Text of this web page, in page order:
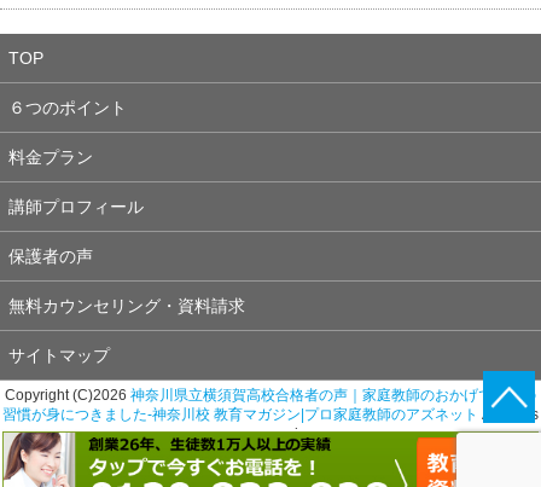
TOP
６つのポイント
料金プラン
講師プロフィール
保護者の声
無料カウンセリング・資料請求
サイトマップ
Copyright (C)2026 神奈川県立横須賀高校合格者の声｜家庭教師のおかげで勉強の
習慣が身につきました-神奈川校 教育マガジン|プロ家庭教師のアズネット All rights
reserved.